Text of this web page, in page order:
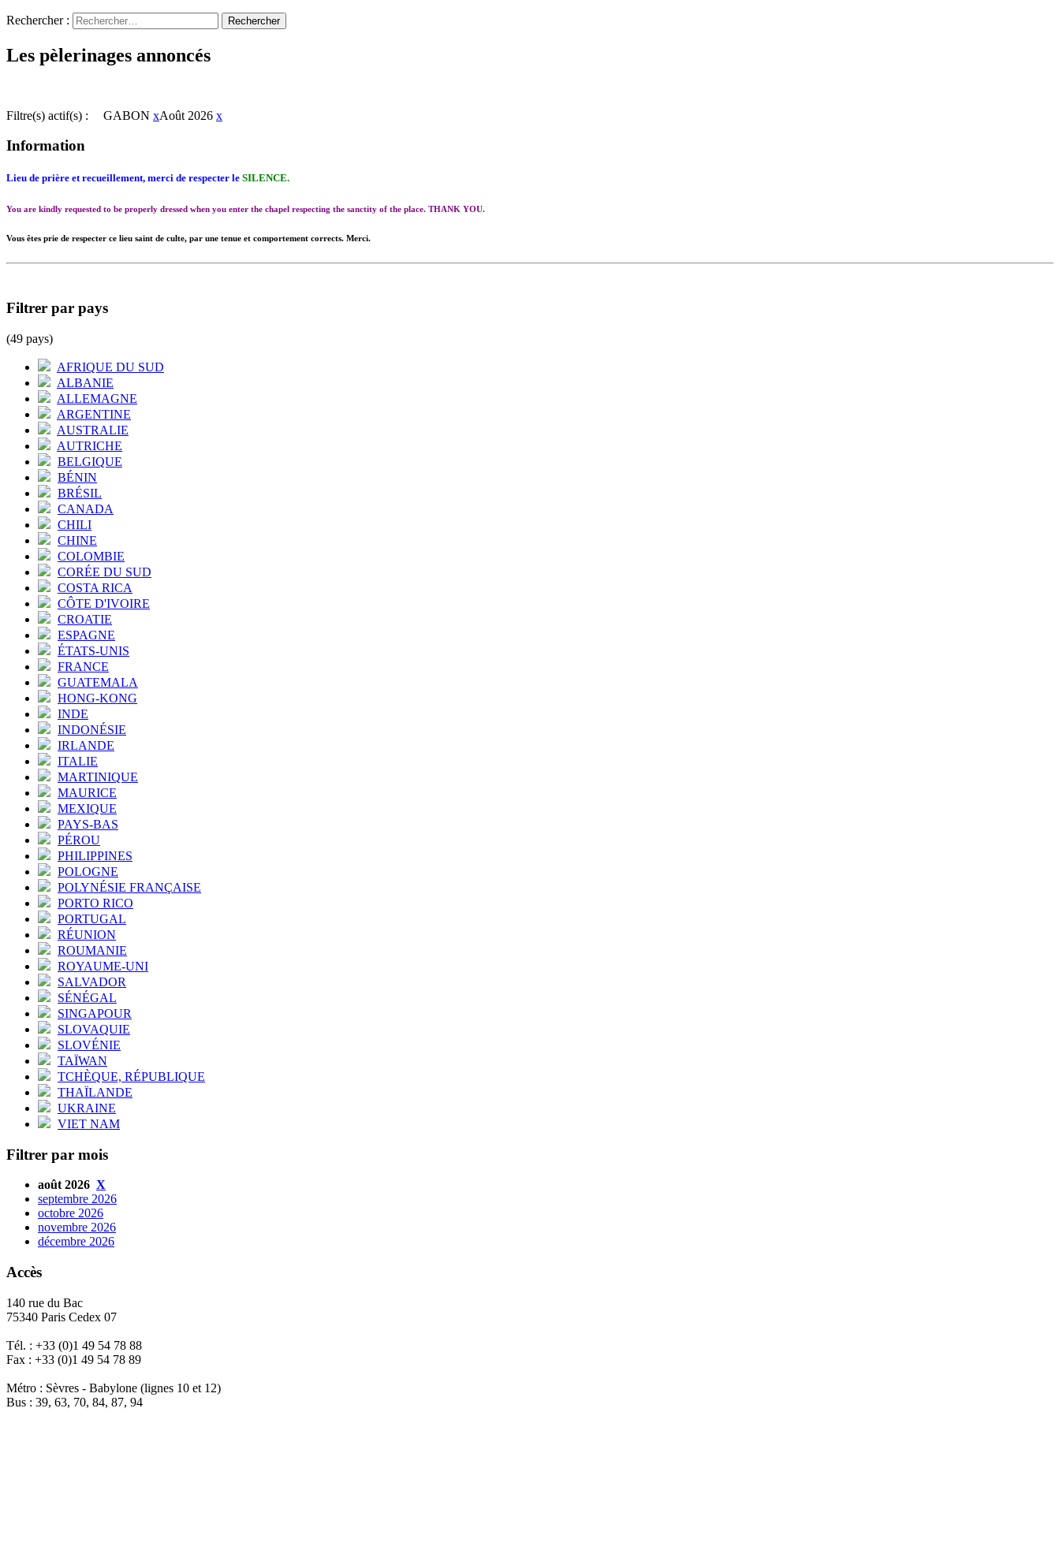
Rechercher :
Les pèlerinages annoncés
Filtre(s) actif(s) : GABON xAoût 2026 x
Information
Lieu de prière et recueillement, merci de respecter le SILENCE.
You are kindly requested to be properly dressed when you enter the chapel respecting the sanctity of the place. THANK YOU.
Vous êtes prie de respecter ce lieu saint de culte, par une tenue et comportement corrects. Merci.
Filtrer par pays
(49 pays)
AFRIQUE DU SUD
ALBANIE
ALLEMAGNE
ARGENTINE
AUSTRALIE
AUTRICHE
BELGIQUE
BÉNIN
BRÉSIL
CANADA
CHILI
CHINE
COLOMBIE
CORÉE DU SUD
COSTA RICA
CÔTE D'IVOIRE
CROATIE
ESPAGNE
ÉTATS-UNIS
FRANCE
GUATEMALA
HONG-KONG
INDE
INDONÉSIE
IRLANDE
ITALIE
MARTINIQUE
MAURICE
MEXIQUE
PAYS-BAS
PÉROU
PHILIPPINES
POLOGNE
POLYNÉSIE FRANÇAISE
PORTO RICO
PORTUGAL
RÉUNION
ROUMANIE
ROYAUME-UNI
SALVADOR
SÉNÉGAL
SINGAPOUR
SLOVAQUIE
SLOVÉNIE
TAÏWAN
TCHÈQUE, RÉPUBLIQUE
THAÏLANDE
UKRAINE
VIET NAM
Filtrer par mois
août 2026 X
septembre 2026
octobre 2026
novembre 2026
décembre 2026
Accès
140 rue du Bac
75340 Paris Cedex 07
Tél. : +33 (0)1 49 54 78 88
Fax : +33 (0)1 49 54 78 89
Métro : Sèvres - Babylone (lignes 10 et 12)
Bus : 39, 63, 70, 84, 87, 94